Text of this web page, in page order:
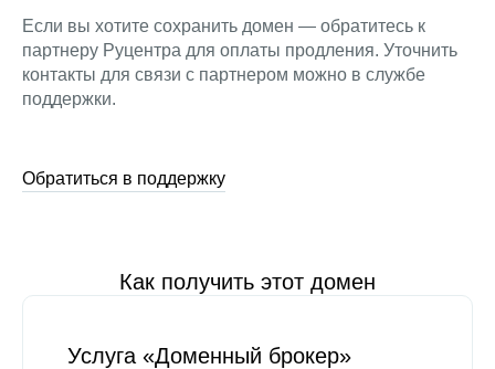
Если вы хотите сохранить домен — обратитесь к
партнеру Руцентра для оплаты продления. Уточнить
контакты для связи с партнером можно в службе
поддержки.
Обратиться в поддержку
Как получить этот домен
Услуга «Доменный брокер»